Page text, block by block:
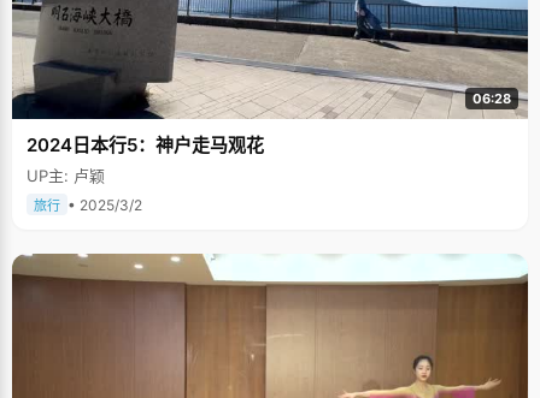
06:28
2024日本行5：神户走马观花
UP主: 卢颖
旅行 • 2025/3/2